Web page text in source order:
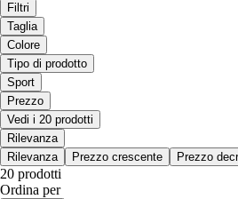
Filtri
Taglia
Colore
Tipo di prodotto
Sport
Prezzo
Vedi i 20 prodotti
Rilevanza
Rilevanza
Prezzo crescente Prezzo
20 prodotti
Ordina per